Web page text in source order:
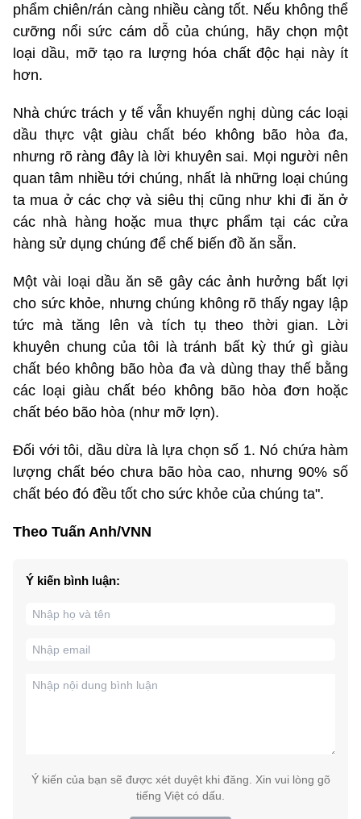
phẩm chiên/rán càng nhiều càng tốt. Nếu không thể
cưỡng nổi sức cám dỗ của chúng, hãy chọn một
loại dầu, mỡ tạo ra lượng hóa chất độc hại này ít
hơn.
Nhà chức trách y tế vẫn khuyến nghị dùng các loại
dầu thực vật giàu chất béo không bão hòa đa,
nhưng rõ ràng đây là lời khuyên sai. Mọi người nên
quan tâm nhiều tới chúng, nhất là những loại chúng
ta mua ở các chợ và siêu thị cũng như khi đi ăn ở
các nhà hàng hoặc mua thực phẩm tại các cửa
hàng sử dụng chúng để chế biến đồ ăn sẵn.
Một vài loại dầu ăn sẽ gây các ảnh hưởng bất lợi
cho sức khỏe, nhưng chúng không rõ thấy ngay lập
tức mà tăng lên và tích tụ theo thời gian. Lời
khuyên chung của tôi là tránh bất kỳ thứ gì giàu
chất béo không bão hòa đa và dùng thay thế bằng
các loại giàu chất béo không bão hòa đơn hoặc
chất béo bão hòa (như mỡ lợn).
Đối với tôi, dầu dừa là lựa chọn số 1. Nó chứa hàm
lượng chất béo chưa bão hòa cao, nhưng 90% số
chất béo đó đều tốt cho sức khỏe của chúng ta".
Theo Tuấn Anh/VNN
Ý kiến bình luận:
Ý kiến của bạn sẽ được xét duyệt khi đăng. Xin vui lòng gõ
tiếng Việt có dấu.